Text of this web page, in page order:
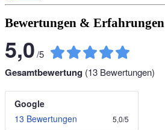
Bewertungen & Erfahrungen
5,0/5
Gesamtbewertung (13 Bewertungen)
Google
13 Bewertungen
5,0/5